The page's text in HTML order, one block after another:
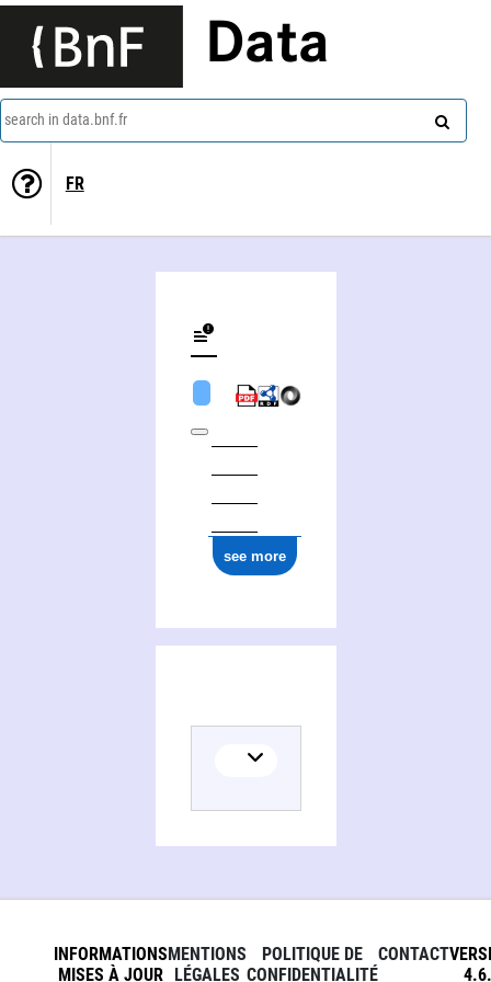
Data
search in data.bnf.fr
FR
see more
INFORMATIONS
MISES À JOUR
MENTIONS
LÉGALES
POLITIQUE DE
CONFIDENTIALITÉ
CONTACT